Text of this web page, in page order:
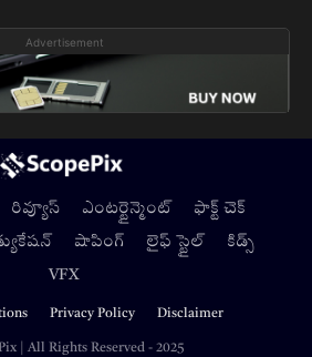
Advertisement
రివ్యూస్ ఎంటర్టైన్మెంట్ ఫాక్ట్ చెక్
షాపింగ్ లైఫ్ స్టైల్ కిడ్స్
VFX
Privacy Policy Disclaimer
| All Rights Reserved - 2025